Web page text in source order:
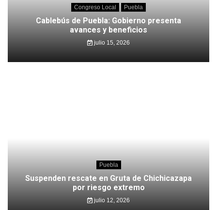
Congreso Local Puebla
Cablebús de Puebla: Gobierno presenta
avances y beneficios
julio 15, 2026
Puebla
Suspenden rescate en Gruta de Chichicazapa
por riesgo extremo
julio 12, 2026